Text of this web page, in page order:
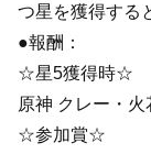
つ星を獲得する
●報酬：
☆星5獲得時☆
原神 クレー・
☆参加賞☆